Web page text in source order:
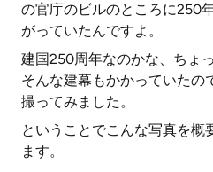
の官庁のビルのところに250
がっていたんですよ。
建国250周年なのかな、ちょ
そんな建幕もかかっていたの
撮ってみました。
ということでこんな写真を概
ます。